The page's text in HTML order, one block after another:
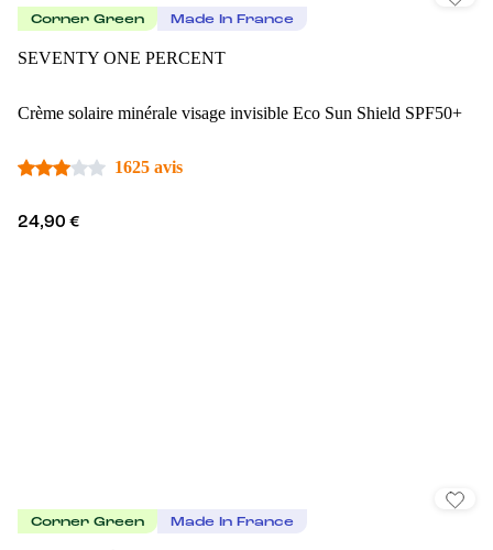
Corner Green Made In France
SEVENTY ONE PERCENT
Crème solaire minérale visage invisible Eco Sun Shield SPF50+
1625 avis
24,90 €
Corner Green Made In France